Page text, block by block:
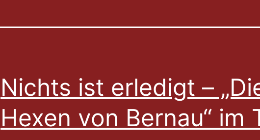
Nichts ist erledigt –
Hexen von Bernau“ im